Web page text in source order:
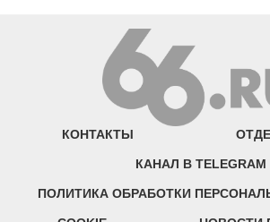
КОНТАКТЫ
КАНАЛ В TELEGRAM
ПОЛИТИКА ОБРАБОТКИ